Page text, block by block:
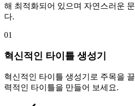
해 최적화되어 있으며 자연스러운
다.
01
혁신적인 타이틀 생성기
혁신적인 타이틀 생성기로 주목을
력적인 타이틀을 만들어 보세요.